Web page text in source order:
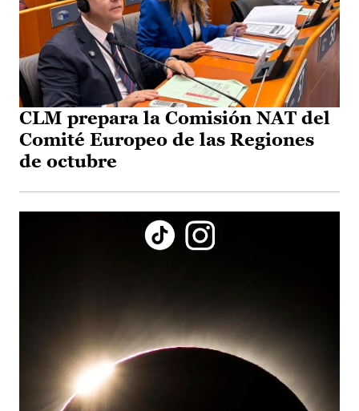
CLM prepara la Comisión NAT del
Comité Europeo de las Regiones
de octubre